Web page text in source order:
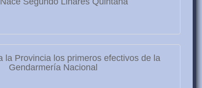
la Provincia los primeros efectivos de la
Gendarmería Nacional